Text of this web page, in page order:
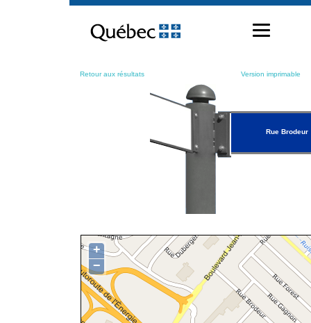
contenu
Retour aux résultats Version imprimable
Rue Brodeur
+
−